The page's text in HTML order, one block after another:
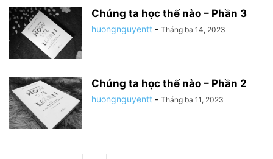
Chúng ta học thế nào – Phần 3
huongnguyentt - Tháng ba 14, 2023
Chúng ta học thế nào – Phần 2
huongnguyentt - Tháng ba 11, 2023